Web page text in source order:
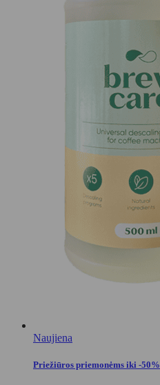
Naujiena
Priežiūros priemonėms iki -50%